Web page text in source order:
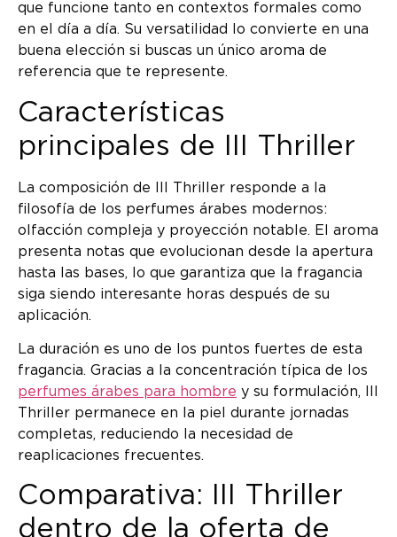
que funcione tanto en contextos formales como
en el día a día. Su versatilidad lo convierte en una
buena elección si buscas un único aroma de
referencia que te represente.
Características
principales de III Thriller
La composición de III Thriller responde a la
filosofía de los perfumes árabes modernos:
olfacción compleja y proyección notable. El aroma
presenta notas que evolucionan desde la apertura
hasta las bases, lo que garantiza que la fragancia
siga siendo interesante horas después de su
aplicación.
La duración es uno de los puntos fuertes de esta
fragancia. Gracias a la concentración típica de los
perfumes árabes para hombre y su formulación, III
Thriller permanece en la piel durante jornadas
completas, reduciendo la necesidad de
reaplicaciones frecuentes.
Comparativa: III Thriller
dentro de la oferta de